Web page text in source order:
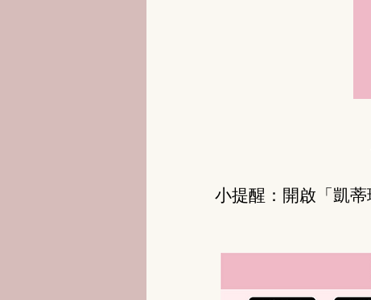
小提醒：開啟「凱